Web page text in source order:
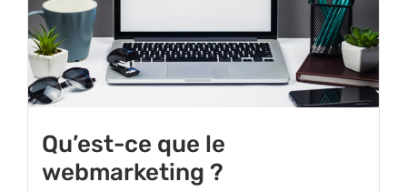
Qu’est-ce que le
webmarketing ?